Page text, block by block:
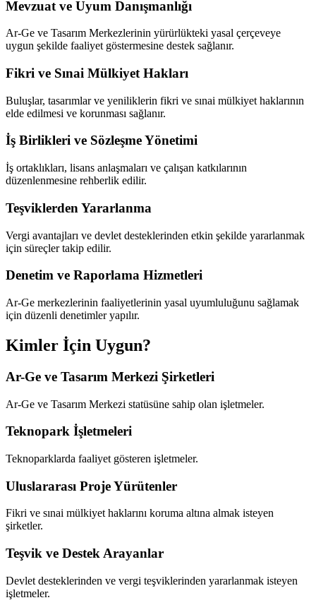
Mevzuat ve Uyum Danışmanlığı
Ar-Ge ve Tasarım Merkezlerinin yürürlükteki yasal çerçeveye
uygun şekilde faaliyet göstermesine destek sağlanır.
Fikri ve Sınai Mülkiyet Hakları
Buluşlar, tasarımlar ve yeniliklerin fikri ve sınai mülkiyet haklarının
elde edilmesi ve korunması sağlanır.
İş Birlikleri ve Sözleşme Yönetimi
İş ortaklıkları, lisans anlaşmaları ve çalışan katkılarının
düzenlenmesine rehberlik edilir.
Teşviklerden Yararlanma
Vergi avantajları ve devlet desteklerinden etkin şekilde yararlanmak
için süreçler takip edilir.
Denetim ve Raporlama Hizmetleri
Ar-Ge merkezlerinin faaliyetlerinin yasal uyumluluğunu sağlamak
için düzenli denetimler yapılır.
Kimler İçin Uygun?
Ar-Ge ve Tasarım Merkezi Şirketleri
Ar-Ge ve Tasarım Merkezi statüsüne sahip olan işletmeler.
Teknopark İşletmeleri
Teknoparklarda faaliyet gösteren işletmeler.
Uluslararası Proje Yürütenler
Fikri ve sınai mülkiyet haklarını koruma altına almak isteyen
şirketler.
Teşvik ve Destek Arayanlar
Devlet desteklerinden ve vergi teşviklerinden yararlanmak isteyen
işletmeler.